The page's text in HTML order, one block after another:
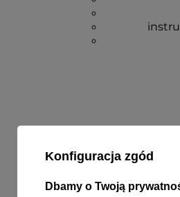
Konfiguracja zgód
Dbamy o Twoją